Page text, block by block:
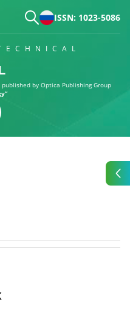
ISSN: 1023-5086
by Optica Publishing Group